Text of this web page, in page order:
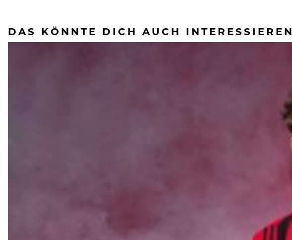
DAS KÖNNTE DICH AUCH INTERESSIEREN